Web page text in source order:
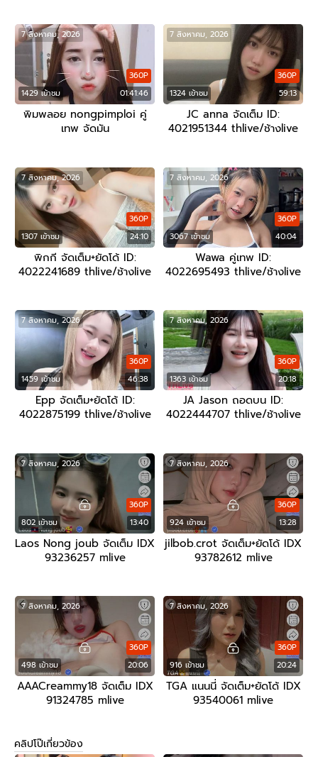
1429 เข้าชม 01:41:46
360P
7 สิงหาคม, 2026
พิมพลอย nongpimploi คู่
เทพ จัดมัน
1324 เข้าชม 59:13
360P
7 สิงหาคม, 2026
JC anna จัดเต็ม ID:
4021951344 thlive/ช้างlive
1307 เข้าชม 24:10
360P
7 สิงหาคม, 2026
พิกกี จัดเต็ม+ยัดโด้ ID:
4022241689 thlive/ช้างlive
3067 เข้าชม 40:04
360P
7 สิงหาคม, 2026
Wawa คู่เทพ ID:
4022695493 thlive/ช้างlive
1459 เข้าชม 46:38
360P
7 สิงหาคม, 2026
Epp จัดเต็ม+ยัดโด้ ID:
4022875199 thlive/ช้างlive
1363 เข้าชม 20:18
360P
7 สิงหาคม, 2026
JA Jason ถอดบน ID:
4022444707 thlive/ช้างlive
802 เข้าชม 13:40
360P
7 สิงหาคม, 2026
Laos Nong joub จัดเต็ม IDX
93236257 mlive
924 เข้าชม 13:28
360P
7 สิงหาคม, 2026
jilbob.crot จัดเต็ม+ยัดโด้ IDX
93782612 mlive
498 เข้าชม 20:06
360P
7 สิงหาคม, 2026
AAACreammy18 จัดเต็ม IDX
91324785 mlive
916 เข้าชม 20:24
360P
7 สิงหาคม, 2026
TGA แนนนี่ จัดเต็ม+ยัดโด้ IDX
93540061 mlive
คลิปโป๊เกี่ยวข้อง